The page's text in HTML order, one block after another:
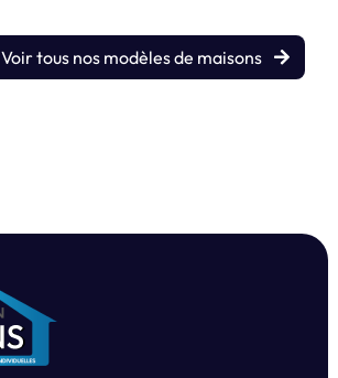
Voir tous nos modèles de maisons